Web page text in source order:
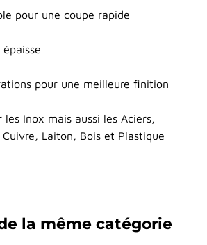
pour une coupe rapide
pour une meilleure finition
les Inox mais aussi les Aciers,
Laiton, Bois et Plastique
la même catégorie